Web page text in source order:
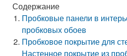
Содержание
Пробковые панели в
пробковых обоев
Пробковое покрытие для
Настенное покрытие из